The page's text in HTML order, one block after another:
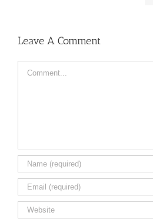
Leave A Comment